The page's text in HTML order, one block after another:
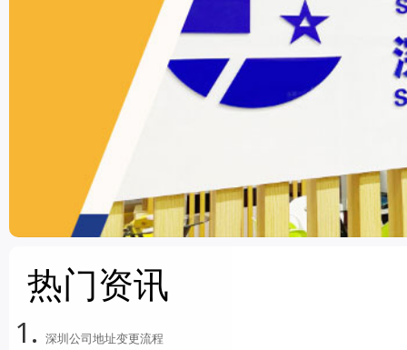
热门资讯
深圳公司地址变更流程